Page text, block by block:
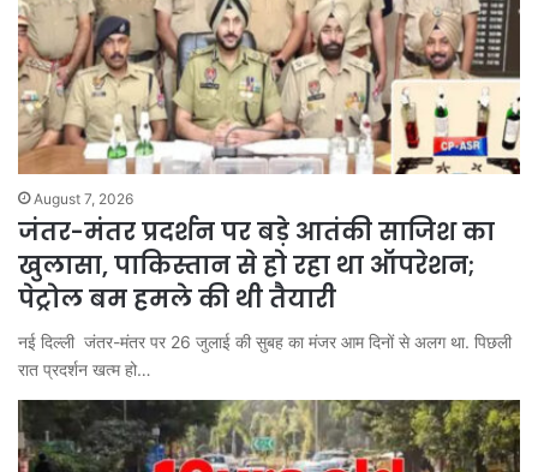
August 7, 2026
जंतर-मंतर प्रदर्शन पर बड़े आतंकी साजिश का
खुलासा, पाकिस्तान से हो रहा था ऑपरेशन;
पेट्रोल बम हमले की थी तैयारी
नई दिल्ली जंतर-मंतर पर 26 जुलाई की सुबह का मंजर आम दिनों से अलग था. पिछली
रात प्रदर्शन खत्म हो…